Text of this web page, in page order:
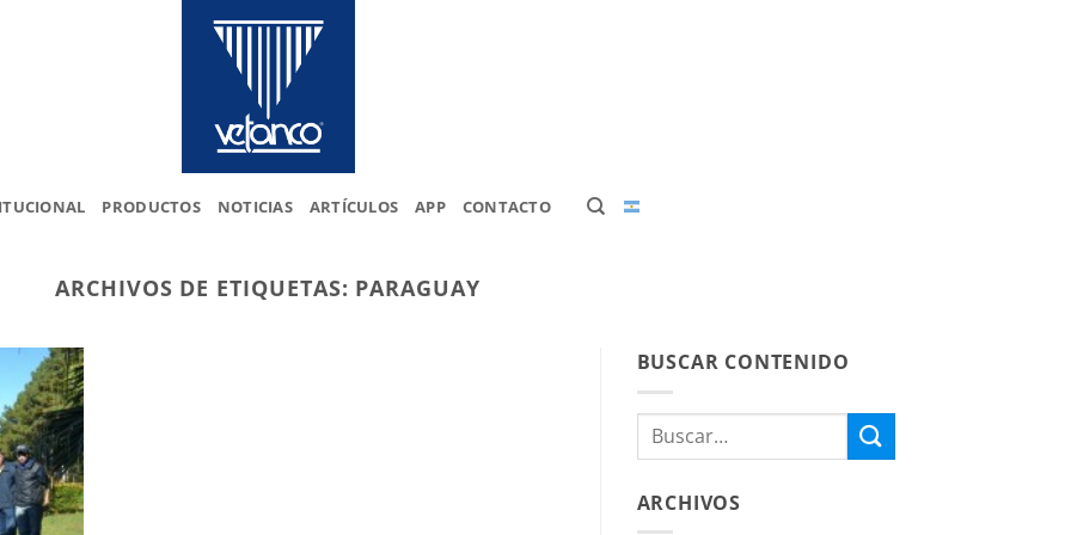
PRODUCTOS NOTICIAS ARTÍCULOS APP CONTACTO
ARCHIVOS DE ETIQUETAS: PARAGUAY
BUSCAR CONTENIDO
ARCHIVOS